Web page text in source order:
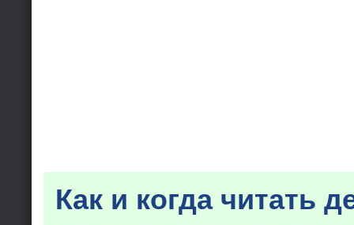
Как и когда читать